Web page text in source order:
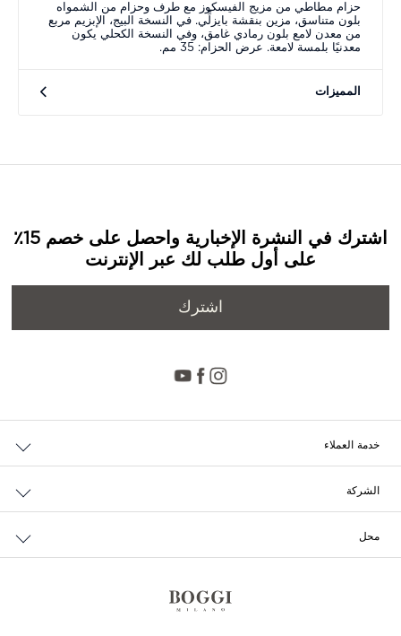
حزام مطاطي من مزيج الفيسكوز مع طرف وحزام من الشمواه
بلون متناسق، مزين بنقشة بايزلِّي. في النسخة البيج، الإبزيم مربع
من معدن لامع بلون رمادي غامق، وفي النسخة الكحلي يكون
معدنيًا بلمسة لامعة. عرض الحزام: 35 مم.
المميزات
اشترك في النشرة الإخبارية واحصل على خصم 15٪
على أول طلب لك عبر الإنترنت
اشترك
خدمة العملاء
الدفع
إرجاع مجاني
الشركة
محل